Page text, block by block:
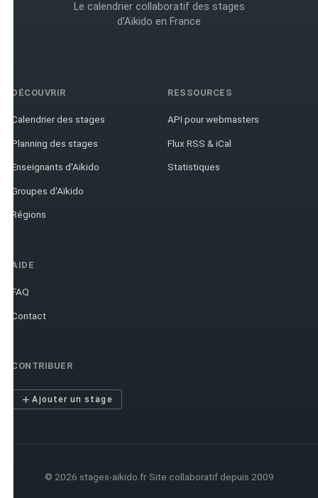
Le calendrier collaboratif des stages
d'Aïkido en France
DÉCOUVRIR
Calendrier des stages
Planning des stages
Enseignants d'Aïkido
Groupes d'Aïkido
Régions
RESSOURCES
API pour webmasters
Flux RSS & iCal
Statistiques
AIDE
FAQ
Contact
CONTRIBUER
Ajouter un stage
© 2026 stages-aikido.fr·Site collaboratif depuis 2009